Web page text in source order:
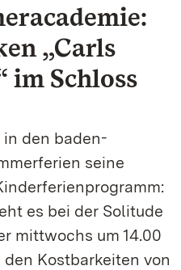
„Carls
im Schloss
den baden-
seine
es bei der Solitude
mittwochs um 14.00
Kostbarkeiten von